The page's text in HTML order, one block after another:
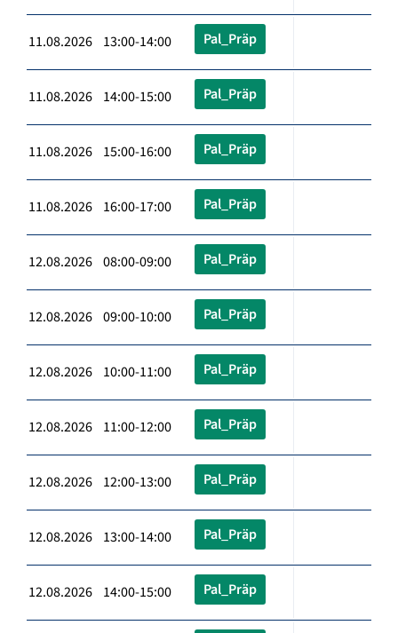
11.08.2026 13:00-14:00 Pal_Präp
11.08.2026 14:00-15:00 Pal_Präp
11.08.2026 15:00-16:00 Pal_Präp
11.08.2026 16:00-17:00 Pal_Präp
12.08.2026 08:00-09:00 Pal_Präp
12.08.2026 09:00-10:00 Pal_Präp
12.08.2026 10:00-11:00 Pal_Präp
12.08.2026 11:00-12:00 Pal_Präp
12.08.2026 12:00-13:00 Pal_Präp
12.08.2026 13:00-14:00 Pal_Präp
12.08.2026 14:00-15:00 Pal_Präp